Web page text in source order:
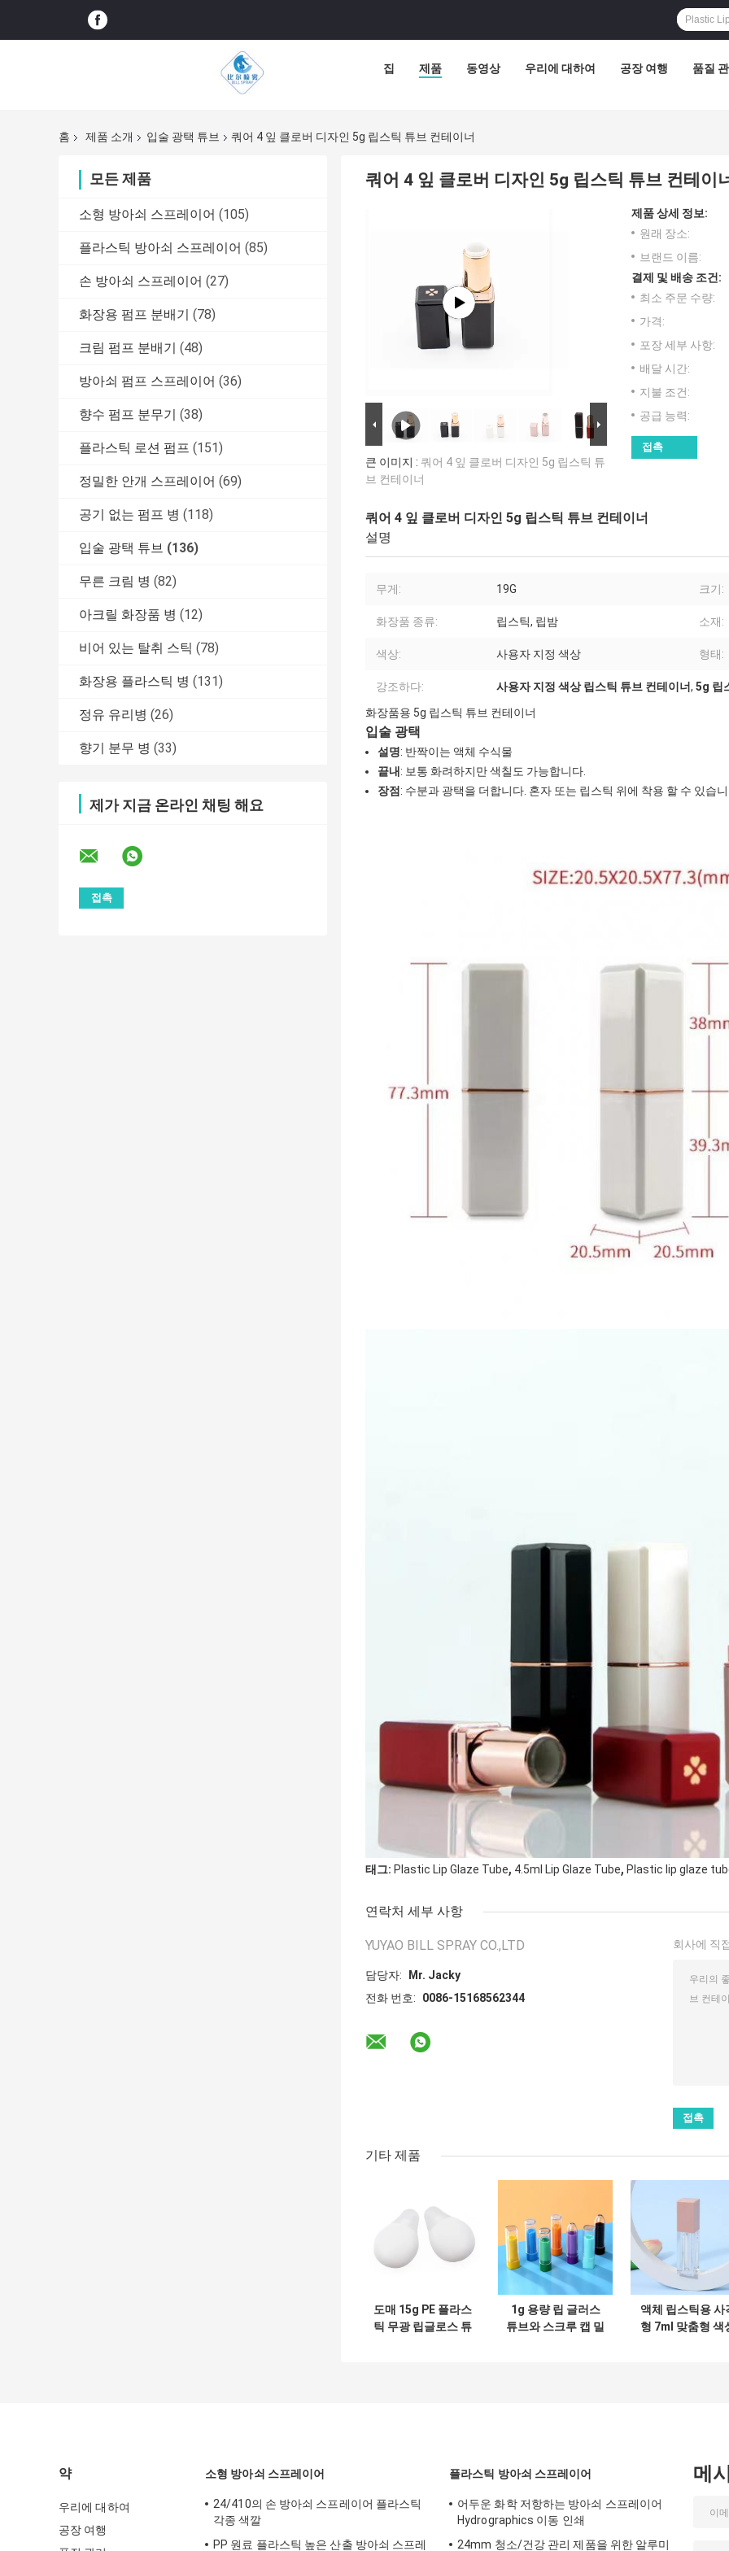
집 제품 동영상 우리에 대하여 공장 여행 품질
홈 제품 소개 입술 광택 튜브 쿼어 4 잎 클로버 디자인 5g 립스틱 튜브 컨테이너
모든 제품
소형 방아쇠 스프레이어 (105)
플라스틱 방아쇠 스프레이어 (85)
손 방아쇠 스프레이어 (27)
화장용 펌프 분배기 (78)
크림 펌프 분배기 (48)
방아쇠 펌프 스프레이어 (36)
향수 펌프 분무기 (38)
플라스틱 로션 펌프 (151)
정밀한 안개 스프레이어 (69)
공기 없는 펌프 병 (118)
입술 광택 튜브 (136)
무른 크림 병 (82)
아크릴 화장품 병 (12)
비어 있는 탈취 스틱 (78)
화장용 플라스틱 병 (131)
정유 유리병 (26)
향기 분무 병 (33)
제가 지금 온라인 채팅 해요
쿼어 4 잎 클로버 디자인 5g 립스틱 튜브 컨테이
큰 이미지 : 쿼어 4 잎 클로버 디자인 5g 립스틱 튜
브 컨테이너
제품 상세 정보:
원래 장소:
브랜드 이름:
결제 및 배송 조건:
최소 주문 수량:
가격:
포장 세부 사항:
배달 시간:
지불 조건:
공급 능력:
접촉
쿼어 4 잎 클로버 디자인 5g 립스틱 튜브 컨테이너
설명
무게: 19G 크기:
화장품 종류: 립스틱, 립밤 소재:
색상: 사용자 지정 색상 형태:
강조하다: 사용자 지정 색상 립스틱 튜브 컨테이너, 5g 립
화장품용 5g 립스틱 튜브 컨테이너
입술 광택
설명: 반짝이는 액체 수식물
끝내 : 보통 화려하지만 색칠도 가능합니다.
장점 : 수분과 광택을 더합니다. 혼자 또는 립스틱 위에 착용 할 수 있습
태그: Plastic Lip Glaze Tube, 4.5ml Lip Glaze Tube, Plastic lip glaze
연락처 세부 사항
YUYAO BILL SPRAY CO.,LTD
담당자:
Mr. Jacky
전화 번호:
0086-15168562344
회사에 직
기타 제품
도매 15g PE 플라스
틱 무광 립글로스 튜
1g 용량 립 글러스
튜브와 스크루 캡 밀
액체 립스틱용 사
형 7ml 맞춤형 색
약
우리에 대하여
공장 여행
소형 방아쇠 스프레이어
24/410의 손 방아쇠 스프레이어 플라스틱
각종 색깔
PP 원료 플라스틱 높은 산출 방아쇠 스프레
플라스틱 방아쇠 스프레이어
어두운 화학 저항하는 방아쇠 스프레이어
Hydrographics 이동 인쇄
24mm 청소/건강 관리 제품을 위한 알루미
메